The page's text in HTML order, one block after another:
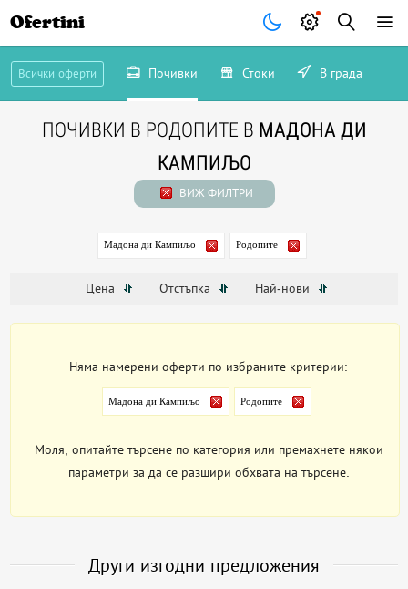
Ofertini
Всички оферти Почивки Стоки В града
ПОЧИВКИ В РОДОПИТЕ В МАДОНА ДИ
КАМПИЉО
ВИЖ ФИЛТРИ
Мадона ди Кампиљо Родопите
Цена Отстъпка Най-нови
Няма намерени оферти по избраните критерии:
Мадона ди Кампиљо Родопите
Моля, опитайте търсене по категория или премахнете някои
параметри за да се разшири обхвата на търсене.
Други изгодни предложения